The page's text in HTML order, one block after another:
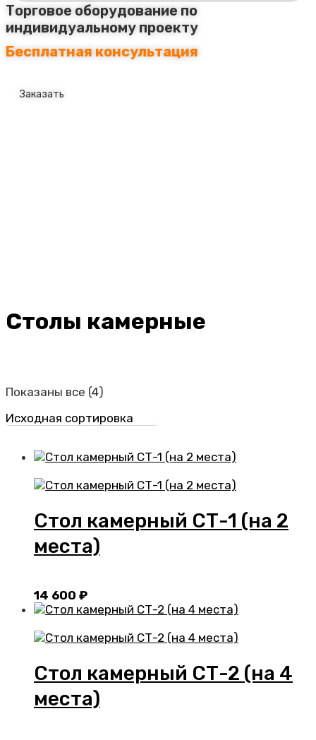
Торговое оборудование по
индивидуальному проекту
Бесплатная консультация
Заказать
Столы камерные
Показаны все (4)
Стол камерный СТ-1 (на 2
места)
14 600 ₽
Стол камерный СТ-2 (на 4
места)